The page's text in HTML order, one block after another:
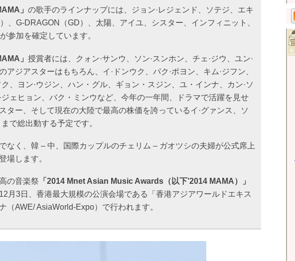
」 の歌手のラインナップには、ジョン·レジェンド、ソテジ、エキ
、G-DRAGON（GD）、太陽、アイユ、シスター、インフィニット、
参加を確定しています。
」 授賞者には、クォン·サンウ、ソン·スンホン、チェ·ジウ、ユン·
アジアスターはもちろん、イ·ドンウク、パク·ポヨン、キム·ジフン、
ク、ヨン·ウジン、ハン・グル、ギョン・スジン、ユ・インナ、カン·ソ
ジェヒョン、バク・ミンウなど、今年の一年間、ドラマで活躍を見せ
ター、そして現在の大陸で最高の株価を誇っているイ·グァンス、ソ
まで総出動する予定です。
なく、韓 – 中、国際カップルのチェリム – ガオツシの夫婦が公式席上
場します。
の音楽祭 「2014 Mnet Asian Music Awards（以下’2014 MAMA）」
月3日、香港最大規模の公演会場である「香港アジアワールドエキス
（AWE/ AsiaWorld-Expo）で行われます。